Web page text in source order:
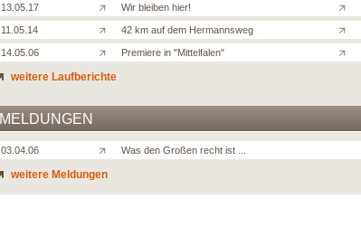
13.05.17 Wir bleiben hier!
11.05.14 42 km auf dem Hermannsweg
14.05.06 Premiere in "Mittelfalen"
weitere Laufberichte
MELDUNGEN
03.04.06 Was den Großen recht ist ...
weitere Meldungen